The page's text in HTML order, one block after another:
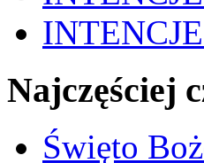
Najczęściej
Święto